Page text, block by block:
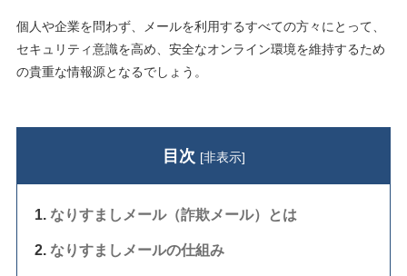
個人や企業を問わず、メールを利用するすべての方々にとって、
セキュリティ意識を高め、安全なオンライン環境を維持するため
の貴重な情報源となるでしょう。
目次 [非表示]
なりすましメール（詐欺メール）とは
なりすましメールの仕組み